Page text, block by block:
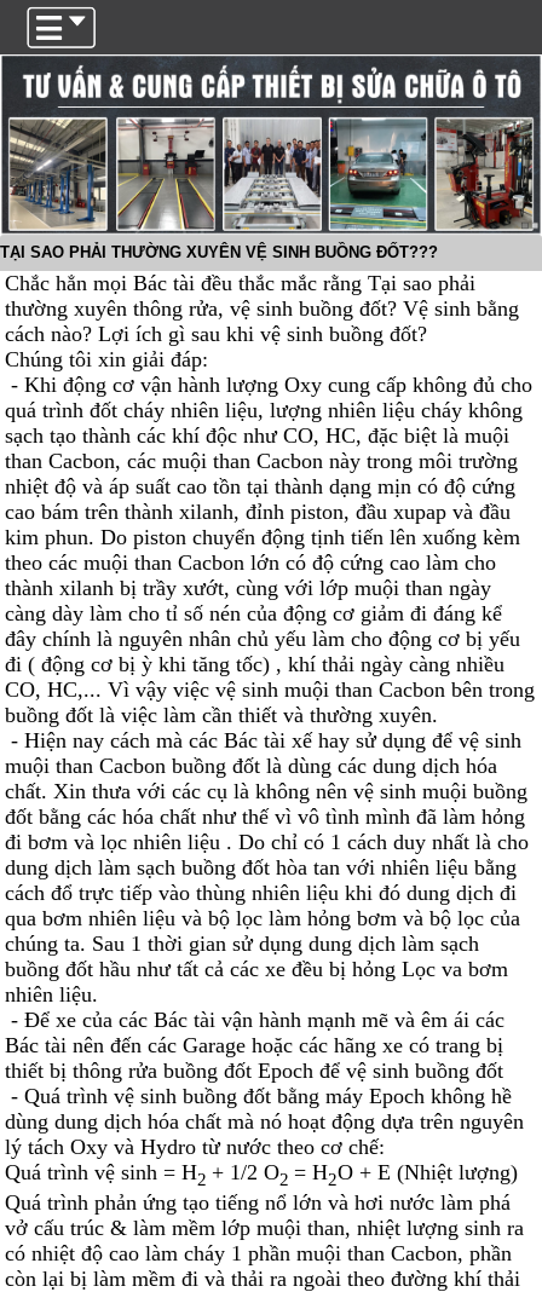
TẠI SAO PHẢI THƯỜNG XUYÊN VỆ SINH BUỒNG ĐỐT???
Chắc hẳn mọi Bác tài đều thắc mắc rằng Tại sao phải
thường xuyên thông rửa, vệ sinh buồng đốt? Vệ sinh bằng
cách nào? Lợi ích gì sau khi vệ sinh buồng đốt?
Chúng tôi xin giải đáp:
- Khi động cơ vận hành lượng Oxy cung cấp không đủ cho
quá trình đốt cháy nhiên liệu, lượng nhiên liệu cháy không
sạch tạo thành các khí độc như CO, HC, đặc biệt là muội
than Cacbon, các muội than Cacbon này trong môi trường
nhiệt độ và áp suất cao tồn tại thành dạng mịn có độ cứng
cao bám trên thành xilanh, đỉnh piston, đầu xupap và đầu
kim phun. Do piston chuyển động tịnh tiến lên xuống kèm
theo các muội than Cacbon lớn có độ cứng cao làm cho
thành xilanh bị trầy xướt, cùng với lớp muội than ngày
càng dày làm cho tỉ số nén của động cơ giảm đi đáng kể
đây chính là nguyên nhân chủ yếu làm cho động cơ bị yếu
đi ( động cơ bị ỳ khi tăng tốc) , khí thải ngày càng nhiều
CO, HC,... Vì vậy việc vệ sinh muội than Cacbon bên trong
buồng đốt là việc làm cần thiết và thường xuyên.
- Hiện nay cách mà các Bác tài xế hay sử dụng để vệ sinh
muội than Cacbon buồng đốt là dùng các dung dịch hóa
chất. Xin thưa với các cụ là không nên vệ sinh muội buồng
đốt bằng các hóa chất như thế vì vô tình mình đã làm hỏng
đi bơm và lọc nhiên liệu . Do chỉ có 1 cách duy nhất là cho
dung dịch làm sạch buồng đốt hòa tan với nhiên liệu bằng
cách đổ trực tiếp vào thùng nhiên liệu khi đó dung dịch đi
qua bơm nhiên liệu và bộ lọc làm hỏng bơm và bộ lọc của
chúng ta. Sau 1 thời gian sử dụng dung dịch làm sạch
buồng đốt hầu như tất cả các xe đều bị hỏng Lọc va bơm
nhiên liệu.
- Để xe của các Bác tài vận hành mạnh mẽ và êm ái các
Bác tài nên đến các Garage hoặc các hãng xe có trang bị
thiết bị thông rửa buồng đốt Epoch để vệ sinh buồng đốt
- Quá trình vệ sinh buồng đốt bằng máy Epoch không hề
dùng dung dịch hóa chất mà nó hoạt động dựa trên nguyên
lý tách Oxy và Hydro từ nước theo cơ chế:
Quá trình vệ sinh = H2+ 1/2 O2= H2O + E (Nhiệt lượng)
Quá trình phản ứng tạo tiếng nổ lớn và hơi nước làm phá
vở cấu trúc & làm mềm lớp muội than, nhiệt lượng sinh ra
có nhiệt độ cao làm cháy 1 phần muội than Cacbon, phần
còn lại bị làm mềm đi và thải ra ngoài theo đường khí thải